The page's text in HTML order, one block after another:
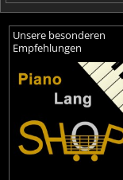
Unsere besonderen
Empfehlungen